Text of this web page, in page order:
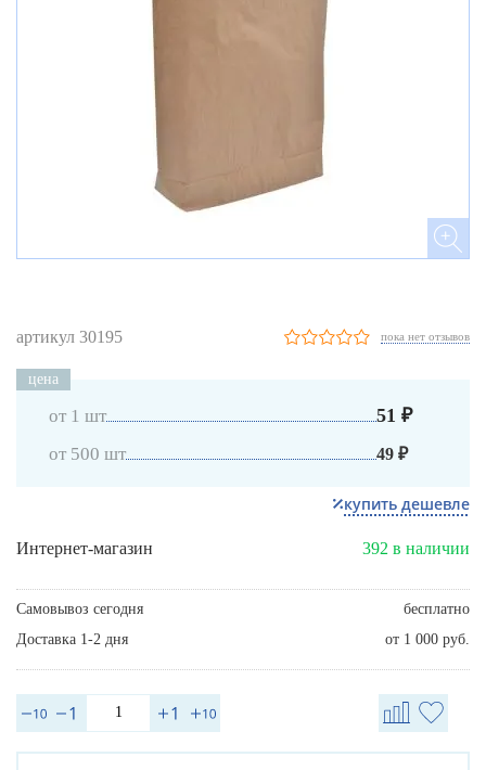
артикул 30195 пока нет отзывов
цена
от 1 шт 51 ₽
от 500 шт 49 ₽
купить дешевле
Интернет-магазин 392 в наличии
Самовывоз сегодня
бесплатно
Доставка 1-2 дня
от 1 000 руб.